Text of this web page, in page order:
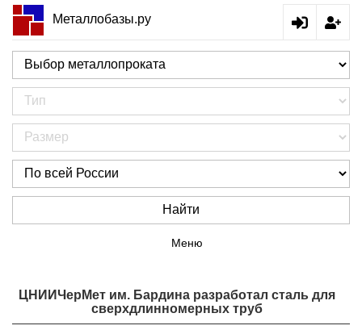
Металлобазы.ру
Найти
Меню
ЦНИИЧерМет им. Бардина разработал сталь для
сверхдлинномерных труб